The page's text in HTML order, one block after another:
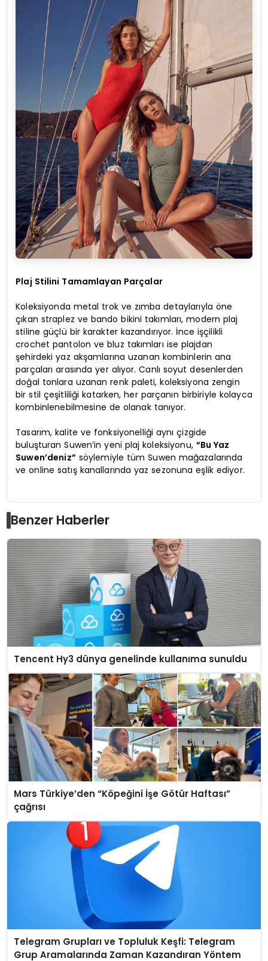
Plaj Stilini Tamamlayan Parçalar
Koleksiyonda metal trok ve zımba detaylarıyla öne
çıkan straplez ve bando bikini takımları, modern plaj
stiline güçlü bir karakter kazandırıyor. İnce işçilikli
crochet pantolon ve bluz takımları ise plajdan
şehirdeki yaz akşamlarına uzanan kombinlerin ana
parçaları arasında yer alıyor. Canlı soyut desenlerden
doğal tonlara uzanan renk paleti, koleksiyona zengin
bir stil çeşitliliği katarken, her parçanın birbiriyle kolayca
kombinlenebilmesine de olanak tanıyor.
Tasarım, kalite ve fonksiyonelliği aynı çizgide
buluşturan Suwen’in yeni plaj koleksiyonu, “Bu Yaz
Suwen’deniz” söylemiyle tüm Suwen mağazalarında
ve online satış kanallarında yaz sezonuna eşlik ediyor.
Benzer Haberler
Tencent Hy3 dünya genelinde kullanıma sunuldu
Mars Türkiye’den “Köpeğini İşe Götür Haftası”
çağrısı
Telegram Grupları ve Topluluk Keşfi: Telegram
Grup Aramalarında Zaman Kazandıran Yöntem